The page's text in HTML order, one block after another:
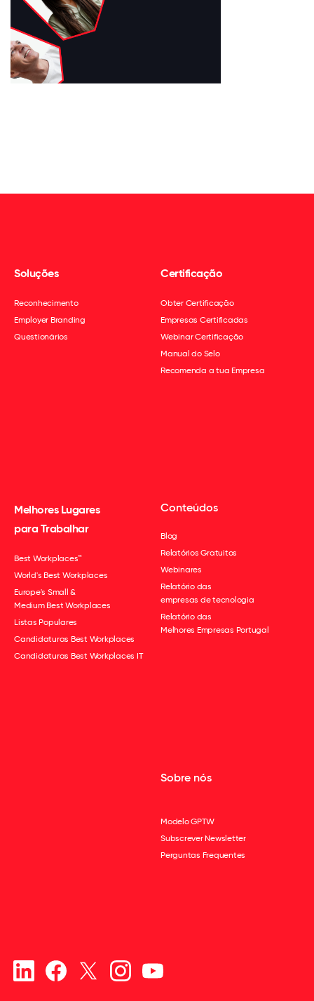
Soluções
Reconhecimento
Employer Branding
Questionários
Certificação
Obter Certificação
Empresas Certificadas
Webinar Certificação
Manual do Selo
Recomenda a tua Empresa
Melhores Lugares
para Trabalhar
Best Workplaces™
World's Best Workplaces
Europe's Small &
Medium Best Workplaces
Listas Populares
Candidaturas Best Workplaces
Candidaturas Best Workplaces IT
Conteúdos
Blog
Relatórios Gratuitos
Webinares
Relatório das
empresas de tecnologia
Relatório das
Melhores Empresas Portugal
Sobre nós
Modelo GPTW
Subscrever Newsletter
Perguntas Frequentes